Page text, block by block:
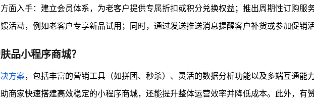
面入手：建立会员体系，为老客户提供专属折扣或积分兑换权益；推出周期性订购服
活动，例如老客户专享新品试用；同时，通过发送推送消息提醒客户补货或参加促销活
品小程序商城？
方案，包括丰富的营销工具（如拼团、秒杀）、灵活的数据分析功能以及多端互通能
商家快速搭建高效稳定的小程序商城，还能提升整体运营效率并降低成本。此外，有